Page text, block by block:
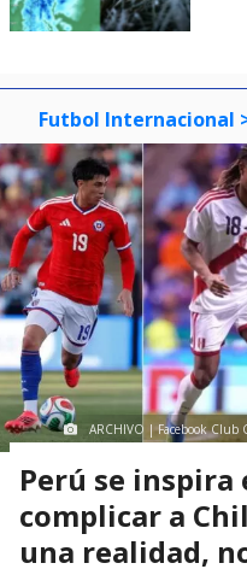
Futbol Internacional
ARCHIVO | Facebook Club
Perú se inspira
complicar a
una realidad,